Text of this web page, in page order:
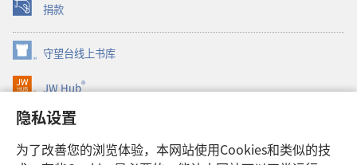
隐私设置
为了改善您的浏览体验，本网站使用Cookies和类似的技
捐款
（打
开
新
窗
口）
守望台线上书库
（打
开
新
口）
JW Hub®
（打
开
新
窗
口）
JW Library®
Watchtower Library